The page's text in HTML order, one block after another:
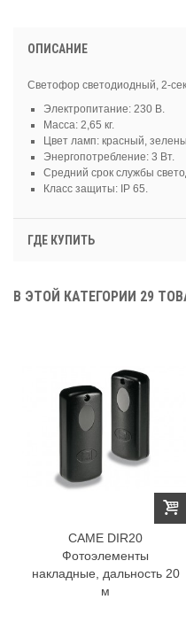
ОПИСАНИЕ
Светофор светодиодный, 2-
Электропитание: 230 В.
Масса: 2,65 кг.
Цвет ламп: красный,
Энергопотребление: 3 Вт.
Средний срок службы
Класс защиты: IP 65.
ГДЕ КУПИТЬ
В ЭТОЙ КАТЕГОРИИ 29
CAME DIR20
Фотоэлементы
накладные, дальность 20
м